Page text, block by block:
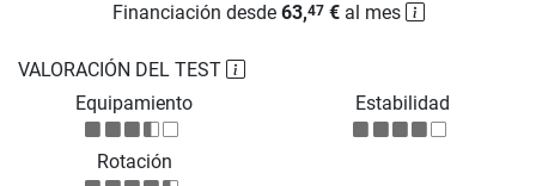
VALORACIÓN DEL TEST
Equipamiento
Estabilidad
Rotación
Financiación desde 63,47€al mes